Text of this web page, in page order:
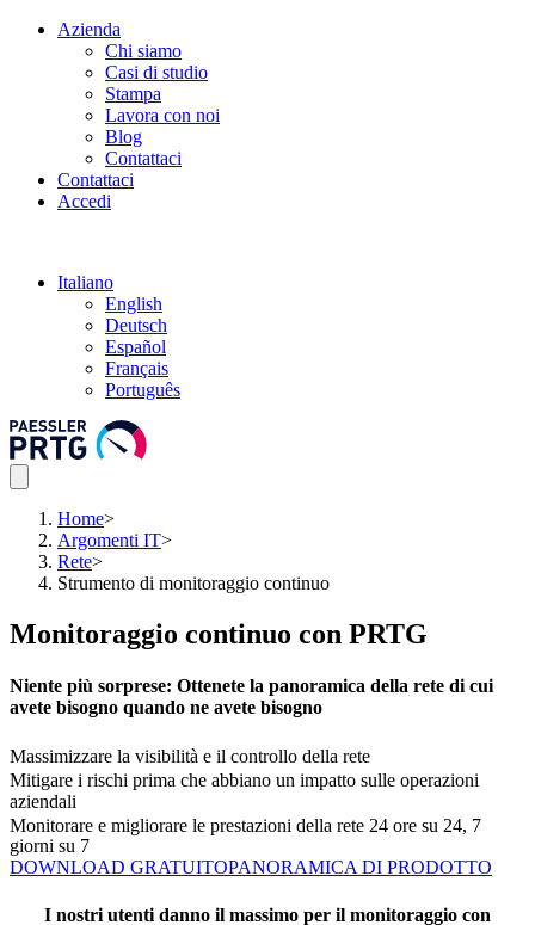
Azienda
Chi siamo
Casi di studio
Stampa
Lavora con noi
Blog
Contattaci
Contattaci
Accedi
Italiano
English
Deutsch
Español
Français
Português
Home>
Argomenti IT>
Rete>
Strumento di monitoraggio continuo
Monitoraggio continuo con PRTG
Niente più sorprese: Ottenete la panoramica della rete di cui
avete bisogno quando ne avete bisogno
Massimizzare la visibilità e il controllo della rete
Mitigare i rischi prima che abbiano un impatto sulle operazioni
aziendali
Monitorare e migliorare le prestazioni della rete 24 ore su 24, 7
giorni su 7
DOWNLOAD GRATUITOPANORAMICA DI PRODOTTO
I nostri utenti danno il massimo per il monitoraggio con